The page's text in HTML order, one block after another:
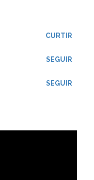
CURTIR
SEGUIR
SEGUIR